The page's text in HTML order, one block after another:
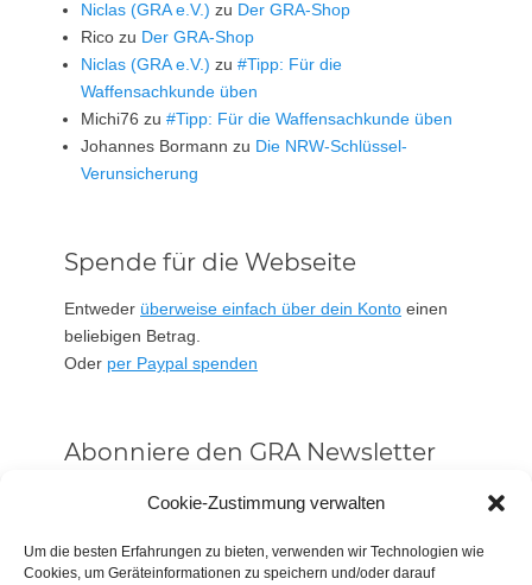
Cookie-Zustimmung verwalten
Um die besten Erfahrungen zu bieten, verwenden wir Technologien wie
Cookies, um Geräteinformationen zu speichern und/oder darauf
Niclas (GRA e.V.) zu Der GRA-Shop
Rico zu Der GRA-Shop
Niclas (GRA e.V.) zu #Tipp: Für die
Waffensachkunde üben
Michi76 zu #Tipp: Für die Waffensachkunde üben
Johannes Bormann zu Die NRW-Schlüssel-
Verunsicherung
Spende für die Webseite
Entweder überweise einfach über dein Konto einen
beliebigen Betrag.
Oder per Paypal spenden
Abonniere den GRA Newsletter
Vorname oder ganzer Name
Email